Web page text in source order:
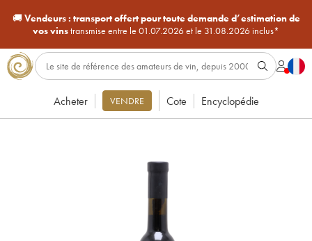
🚚Vendeurs : transport offert pour toute demande d’estimation de
vos vinstransmise entre le 01.07.2026 et le 31.08.2026 inclus*
Acheter VENDRE Cote Encyclopédie